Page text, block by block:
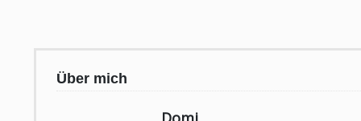
Über mich